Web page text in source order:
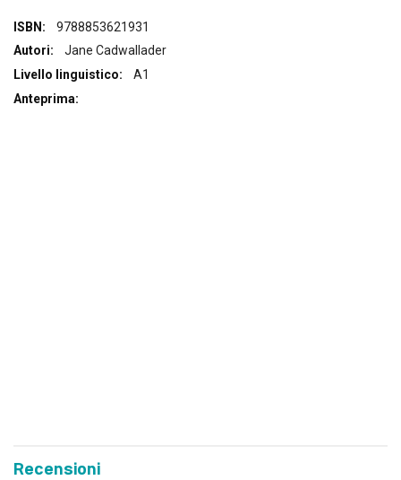
Maggiori
Informazioni
9788853621931
Jane Cadwallader
A1
Recensioni